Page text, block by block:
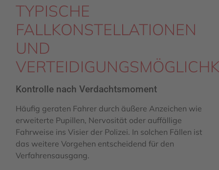
TYPISCHE
FALLKONSTELLATIONEN
UND
Kontrolle nach Verdachtsmoment
Häufig geraten Fahrer durch äußere Anzeichen wie
erweiterte Pupillen, Nervosität oder auffällige
Fahrweise ins Visier der Polizei. In solchen Fällen ist
das weitere Vorgehen entscheidend für den
Verfahrensausgang.